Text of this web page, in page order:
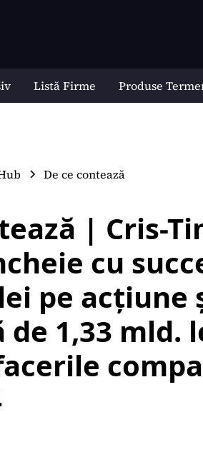
Listă Firme Produse
De ce contează
| Cris-
cu
pe acțiune
1,33 mld.